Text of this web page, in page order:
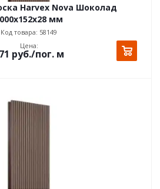
Harvex Nova Шоколад
мм
Код товара: 58149
Цена:
руб./пог. м